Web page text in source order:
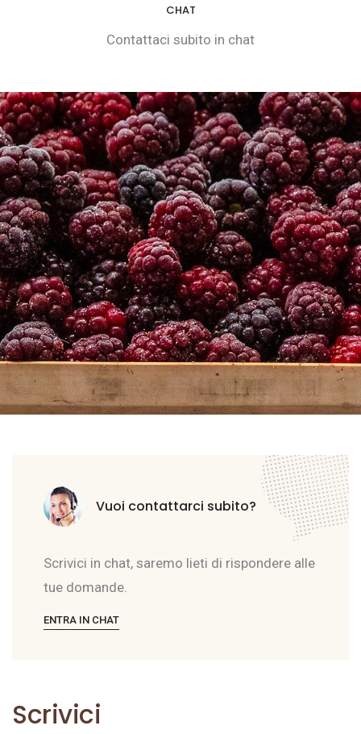
CHAT
Contattaci subito in chat
Vuoi contattarci subito?
Scrivici in chat, saremo lieti di rispondere alle
tue domande.
ENTRA IN CHAT
Scrivici